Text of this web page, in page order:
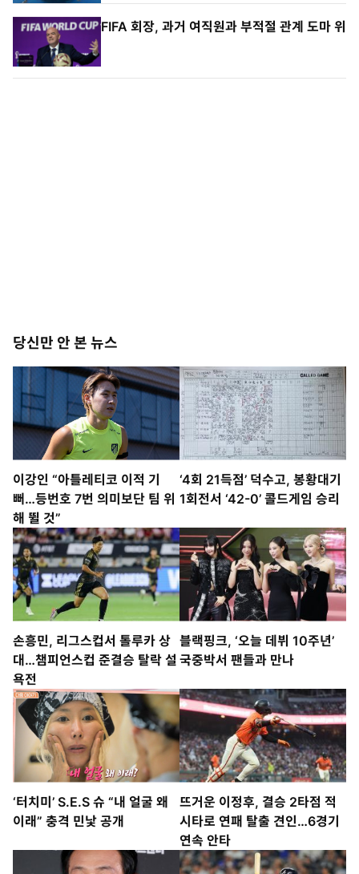
FIFA 회장, 과거 여직원과 부적절 관계 도마 위
당신만 안 본 뉴스
이강인 “아틀레티코 이적 기
뻐…등번호 7번 의미보단 팀 위
해 뛸 것”
‘4회 21득점’ 덕수고, 봉황대기
1회전서 ‘42-0’ 콜드게임 승리
손흥민, 리그스컵서 톨루카 상
대…챔피언스컵 준결승 탈락 설
욕전
블랙핑크, ‘오늘 데뷔 10주년’
국중박서 팬들과 만나
‘터치미’ S.E.S 슈 “내 얼굴 왜
이래” 충격 민낯 공개
뜨거운 이정후, 결승 2타점 적
시타로 연패 탈출 견인…6경기
연속 안타